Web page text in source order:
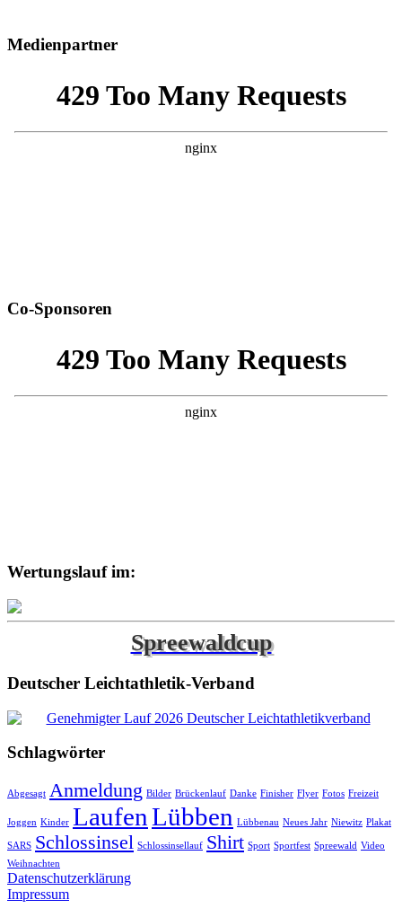
Medienpartner
Co-Sponsoren
Wertungslauf im:
Spreewaldcup
Deutscher Leichtathletik-Verband
Schlagwörter
Abgesagt Anmeldung Bilder Brückenlauf Danke Finisher Flyer Fotos Freizeit
Joggen Kinder LaufenLübben Lübbenau Neues Jahr Niewitz Plakat
SARS Schlossinsel Schlossinsellauf Shirt Sport Sportfest Spreewald Video
Weihnachten
Datenschutzerklärung
Impressum